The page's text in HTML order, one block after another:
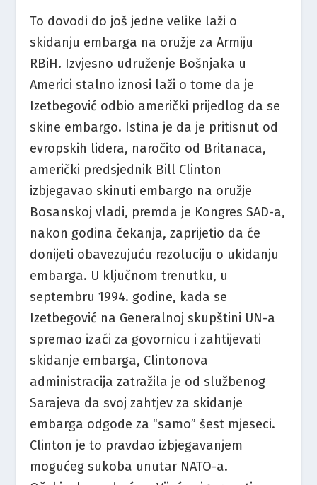
To dovodi do još jedne velike laži o
skidanju embarga na oružje za Armiju
RBiH. Izvjesno udruženje Bošnjaka u
Americi stalno iznosi laži o tome da je
Izetbegović odbio američki prijedlog da se
skine embargo. Istina je da je pritisnut od
evropskih lidera, naročito od Britanaca,
američki predsjednik Bill Clinton
izbjegavao skinuti embargo na oružje
Bosanskoj vladi, premda je Kongres SAD-a,
nakon godina čekanja, zaprijetio da će
donijeti obavezujuću rezoluciju o ukidanju
embarga. U ključnom trenutku, u
septembru 1994. godine, kada se
Izetbegović na Generalnoj skupštini UN-a
spremao izaći za govornicu i zahtijevati
skidanje embarga, Clintonova
administracija zatražila je od službenog
Sarajeva da svoj zahtjev za skidanje
embarga odgode za “samo” šest mjeseci.
Clinton je to pravdao izbjegavanjem
mogućeg sukoba unutar NATO-a.